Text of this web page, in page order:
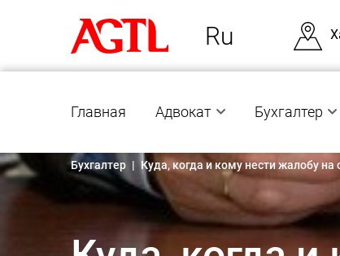
Ru
Главная Адвокат Бухгалтер
Бухгалтер | Куда, когда и кому нести жалобу